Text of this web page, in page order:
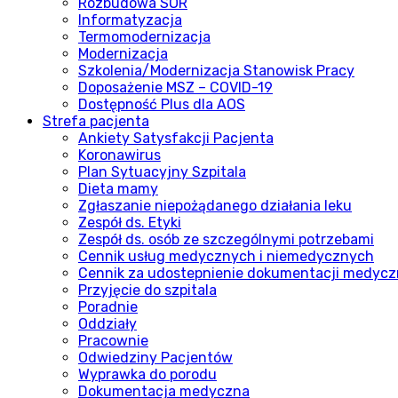
Informatyzacja
Termomodernizacja
Modernizacja
Szkolenia/Modernizacja Stanowisk Pracy
Doposażenie MSZ – COVID-19
Dostępność Plus dla AOS
Strefa pacjenta
Ankiety Satysfakcji Pacjenta
Koronawirus
Plan Sytuacyjny Szpitala
Dieta mamy
Zgłaszanie niepożądanego działania leku
Zespół ds. Etyki
Zespół ds. osób ze szczególnymi potrzebami
Cennik usług medycznych i niemedycznych
Cennik za udostepnienie dokumentacji
Przyjęcie do szpitala
Poradnie
Oddziały
Pracownie
Odwiedziny Pacjentów
Wyprawka do porodu
Dokumentacja medyczna